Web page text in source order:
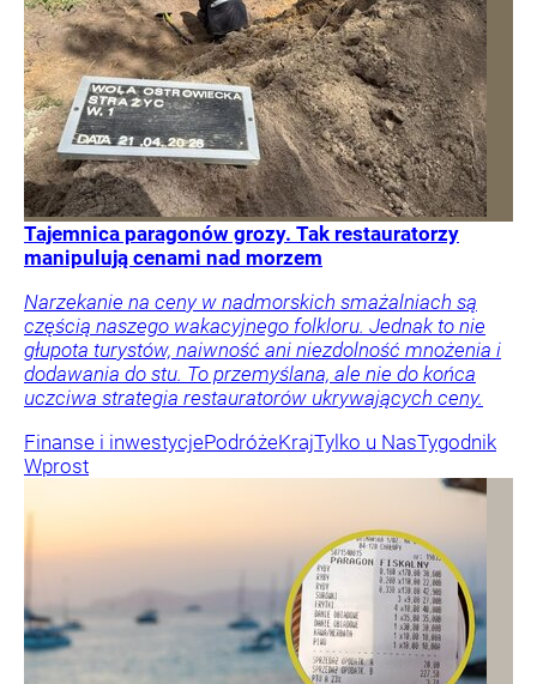
Tajemnica paragonów grozy. Tak restauratorzy
manipulują cenami nad morzem
Narzekanie na ceny w nadmorskich smażalniach są
częścią naszego wakacyjnego folkloru. Jednak to nie
głupota turystów, naiwność ani niezdolność mnożenia i
dodawania do stu. To przemyślana, ale nie do końca
uczciwa strategia restauratorów ukrywających ceny.
Finanse i inwestycjePodróżeKrajTylko u NasTygodnik
Wprost